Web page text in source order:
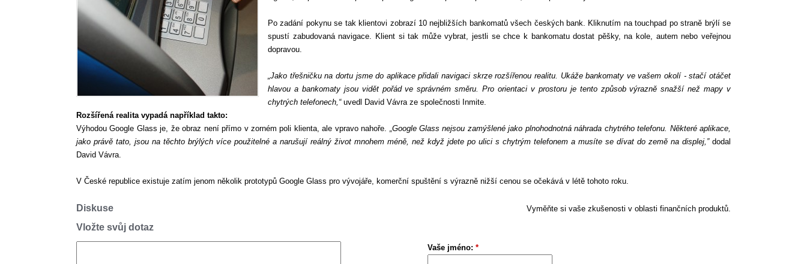
Po zadání pokynu se tak klientovi zobrazí 10 nejbližších bankomatů všech českých bank. Kliknutím na touchpad po straně brýlí se
spustí zabudovaná navigace. Klient si tak může vybrat, jestli se chce k bankomatu dostat pěšky, na kole, autem nebo veřejnou
dopravou.
„Jako třešničku na dortu jsme do aplikace přidali navigaci skrze rozšířenou realitu. Ukáže bankomaty ve vašem okolí - stačí otáčet
hlavou a bankomaty jsou vidět pořád ve správném směru. Pro orientaci v prostoru je tento způsob výrazně snažší než mapy v
chytrých telefonech,“uvedl David Vávra ze společnosti Inmite.
Rozšířená realita vypadá například takto:
Výhodou Google Glass je, že obraz není přímo v zorném poli klienta, ale vpravo nahoře. „Google Glass nejsou zamýšlené jako plnohodnotná náhrada chytrého telefonu. Některé aplikace,
jako právě tato, jsou na těchto brýlých více použitelné a narušují reálný život mnohem méně, než když jdete po ulici s chytrým telefonem a musíte se dívat do země na displej,”dodal
David Vávra.
V České republice existuje zatím jenom několik prototypů Google Glass pro vývojáře, komerční spuštění s výrazně nižší cenou se očekává v létě tohoto roku.
Vyměňte si vaše zkušenosti v oblasti finančních produktů.
Diskuse
Vložte svůj dotaz
Vaše jméno: *